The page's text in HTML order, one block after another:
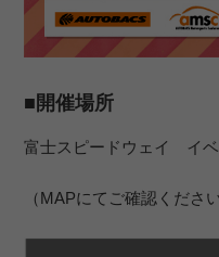
■開催場所
富士スピードウェイ イ
（MAPにてご確認ください